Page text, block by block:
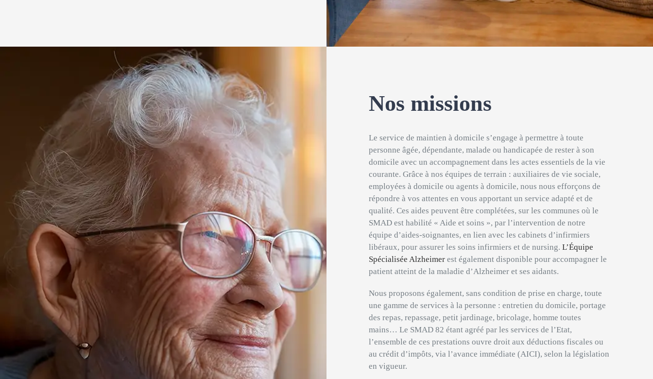
Nos missions
Le service de maintien à domicile s’engage à permettre à toute
personne âgée, dépendante, malade ou handicapée de rester à son
domicile avec un accompagnement dans les actes essentiels de la vie
courante. Grâce à nos équipes de terrain : auxiliaires de vie sociale,
employées à domicile ou agents à domicile, nous nous efforçons de
répondre à vos attentes en vous apportant un service adapté et de
qualité. Ces aides peuvent être complétées, sur les communes où le
SMAD est habilité « Aide et soins », par l’intervention de notre
équipe d’aides-soignantes, en lien avec les cabinets d’infirmiers
libéraux, pour assurer les soins infirmiers et de nursing.L’Équipe
Spécialisée Alzheimer est également disponible pour accompagner le
patient atteint de la maladie d’Alzheimer et ses aidants.
Nous proposons également, sans condition de prise en charge, toute
une gamme de services à la personne : entretien du domicile, portage
des repas, repassage, petit jardinage, bricolage, homme toutes
mains… Le SMAD 82 étant agréé par les services de l’Etat,
l’ensemble de ces prestations ouvre droit aux déductions fiscales ou
au crédit d’impôts, via l’avance immédiate (AICI), selon la législation
en vigueur.